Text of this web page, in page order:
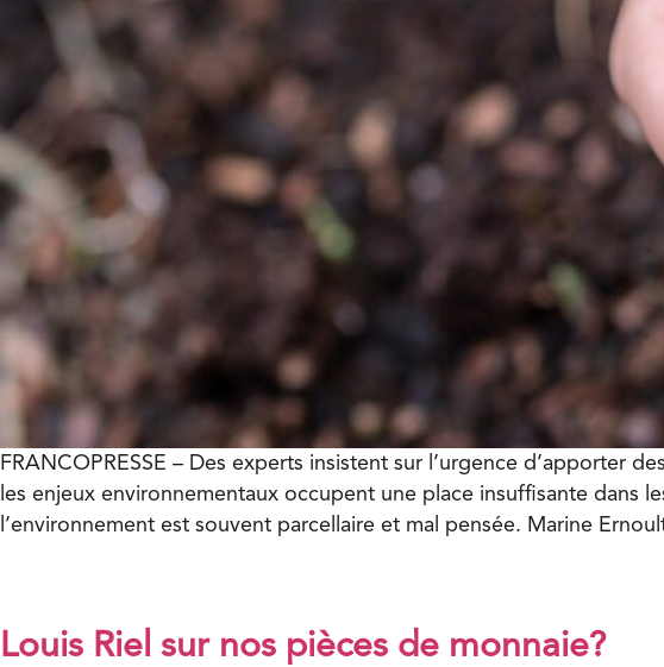
FRANCOPRESSE – Des experts insistent sur l’urgence d’apporter
les enjeux environnementaux occupent une place insuffisante dans
l’environnement est souvent parcellaire et mal pensée. Marine
Louis Riel sur nos pièces de monnaie?